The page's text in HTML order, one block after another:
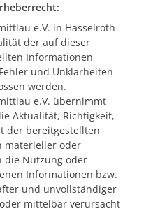
e.V. in Hasselroth
der auf dieser
Informationen
und Unklarheiten
werden.
e.V. übernimmt
Aktualität, Richtigkeit,
der bereitgestellten
materieller oder
die Nutzung oder
Informationen bzw.
und unvollständiger
mittelbar verursacht